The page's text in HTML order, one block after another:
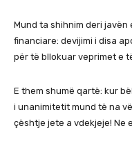
Mund ta shihnim deri javën
financiare: devijimi i disa
për të bllokuar veprimet e
E them shumë qartë: kur
i unanimitetit mund të na
çështje jete a vdekjeje! Ne